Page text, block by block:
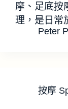
摩、足底按
理，是日常
Peter
按摩